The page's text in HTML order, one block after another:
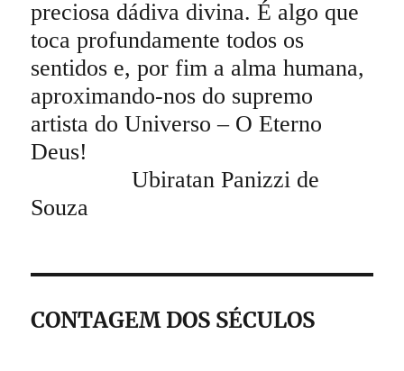
preciosa dádiva divina. É algo que
toca profundamente todos os
sentidos e, por fim a alma humana,
aproximando-nos do supremo
artista do Universo – O Eterno
Deus!
Ubiratan Panizzi de
Souza
CONTAGEM DOS SÉCULOS